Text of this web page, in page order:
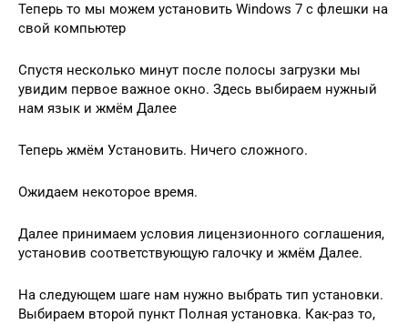
Теперь то мы можем установить Windows 7 с флешки на
свой компьютер
Спустя несколько минут после полосы загрузки мы
увидим первое важное окно. Здесь выбираем нужный
нам язык и жмём Далее
Теперь жмём Установить. Ничего сложного.
Ожидаем некоторое время.
Далее принимаем условия лицензионного соглашения,
установив соответствующую галочку и жмём Далее.
На следующем шаге нам нужно выбрать тип установки.
Выбираем второй пункт Полная установка. Как-раз то,